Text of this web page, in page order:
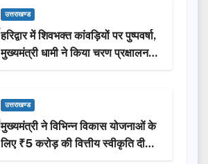
उत्तराखण्ड
हरिद्वार में शिवभक्त कांवड़ियों पर पुष्पवर्षा,
मुख्यमंत्री धामी ने किया चरण प्रक्षालन…
उत्तराखण्ड
मुख्यमंत्री ने विभिन्न विकास योजनाओं के
लिए ₹5 करोड़ की वित्तीय स्वीकृति दी…